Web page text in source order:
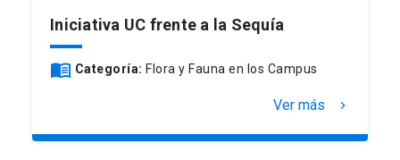
Iniciativa UC frente a la Sequía
menu_book Categoría: Flora y Fauna en los Campus
Ver más keyboard_arrow_right